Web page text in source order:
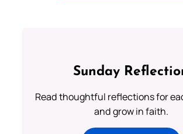
Sunday
Read thoughtful reflections for
and grow in faith.